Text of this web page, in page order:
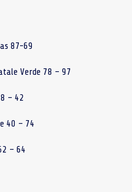
87-69
Verde 78 – 97
– 42
40 – 74
– 64